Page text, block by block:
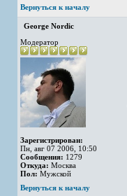
Вернуться к началу
George Nordic
Модератор
Зарегистрирован:
Пн, авг 07 2006, 10:50
Сообщения: 1279
Откуда: Москва
Пол: Мужской
Вернуться к началу